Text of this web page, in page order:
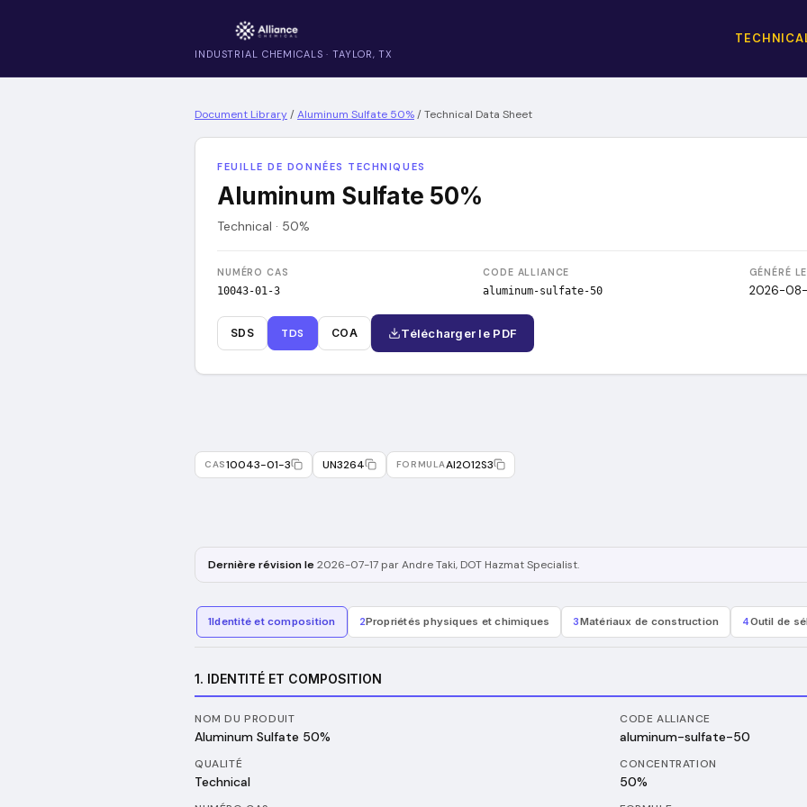
INDUSTRIAL CHEMICALS · TAYLOR, TX
Document Library/Aluminum Sulfate 50%/Technical Data Sheet
FEUILLE DE DONNÉES TECHNIQUES
Aluminum Sulfate 50%
Technical · 50%
NUMÉRO CAS
10043-01-3
CODE ALLIANCE
aluminum-sulfate-50
GÉNÉRÉ LE
2026-
SDS TDS COA Télécharger le PDF
CAS10043-01-3 UN3264 FORMULAAl2O12S3
Dernière révision le2026-07-17 par Andre Taki, DOT Hazmat Specialist.
1Identité et composition 2Propriétés physiques et chimiques 3Matériaux de construction 4Outil de
1. IDENTITÉ ET COMPOSITION
NOM DU PRODUIT
Aluminum Sulfate 50%
CODE ALLIANCE
aluminum-sulfate-50
QUALITÉ
Technical
CONCENTRATION
50%